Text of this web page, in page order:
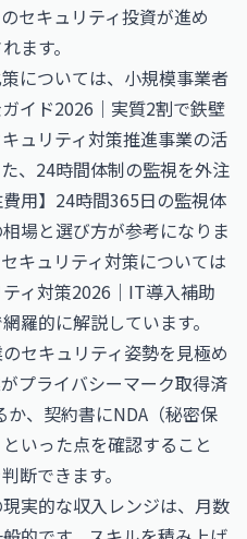
セキュリティ投資が進め
ます。
については、 小規模事業者
イド2026｜実質2割で鉄壁
ュリティ対策推進事業の活
、24時間体制の監視を外注
費用】24時間365日の監視体
場と選び方が参考になりま
キュリティ対策については
ィ対策2026｜IT導入補助
羅的に解説しています。
セキュリティ姿勢を見極め
プライバシーマーク取得済
、契約書にNDA（秘密保
いった点を確認すること
断できます。
実的な収入レンジは、月数